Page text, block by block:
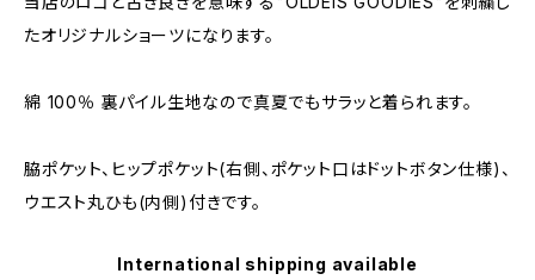
たオリジナルショーツになります。
綿 100％ 裏パイル生地なので真夏でもサラッと着られます。
脇ポケット、ヒップポケット(右側、ポケット口はドットボタン仕様)、
ウエスト丸ひも(内側)付きです。
International shipping available